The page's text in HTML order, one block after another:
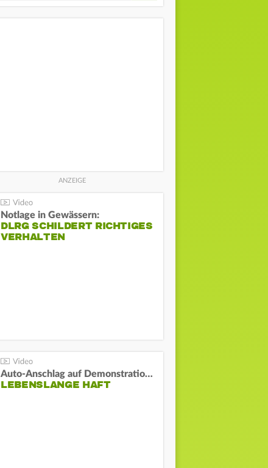
Notlage in Gewässern:
DLRG SCHILDERT RICHTIGES
VERHALTEN
Auto-Anschlag auf Demonstration in München:
LEBENSLANGE HAFT